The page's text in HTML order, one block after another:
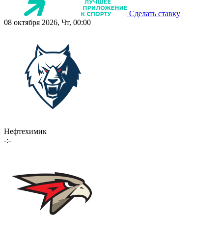
Сделать ставку
08 октября 2026, Чт, 00:00
Нефтехимик
-:-